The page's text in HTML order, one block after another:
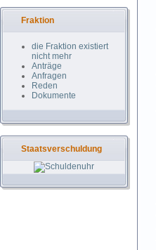
Fraktion
die Fraktion existiert
nicht mehr
Anträge
Anfragen
Reden
Dokumente
Staatsverschuldung